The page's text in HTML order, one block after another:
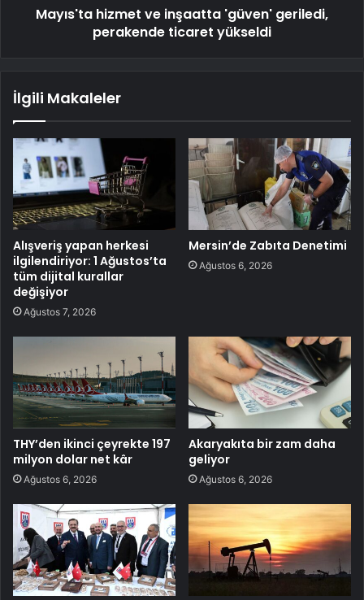
Mayıs'ta hizmet ve inşaatta 'güven' geriledi,
perakende ticaret yükseldi
İlgili Makaleler
Alışveriş yapan herkesi
ilgilendiriyor: 1 Ağustos’ta
tüm dijital kurallar
değişiyor
Ağustos 7, 2026
Mersin’de Zabıta Denetimi
Ağustos 6, 2026
THY’den ikinci çeyrekte 197
milyon dolar net kâr
Ağustos 6, 2026
Akaryakıta bir zam daha
geliyor
Ağustos 6, 2026